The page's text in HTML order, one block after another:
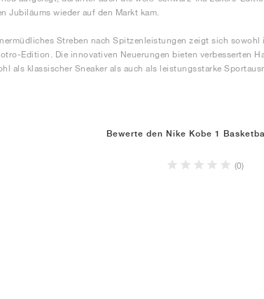
Jubiläums wieder auf den Markt kam.
Streben nach Spitzenleistungen zeigt sich
Edition. Die innovativen Neuerungen bieten verbesserten
als klassischer Sneaker als auch als leistungsstarke
Bewerte den Nike Kobe 1
(0)